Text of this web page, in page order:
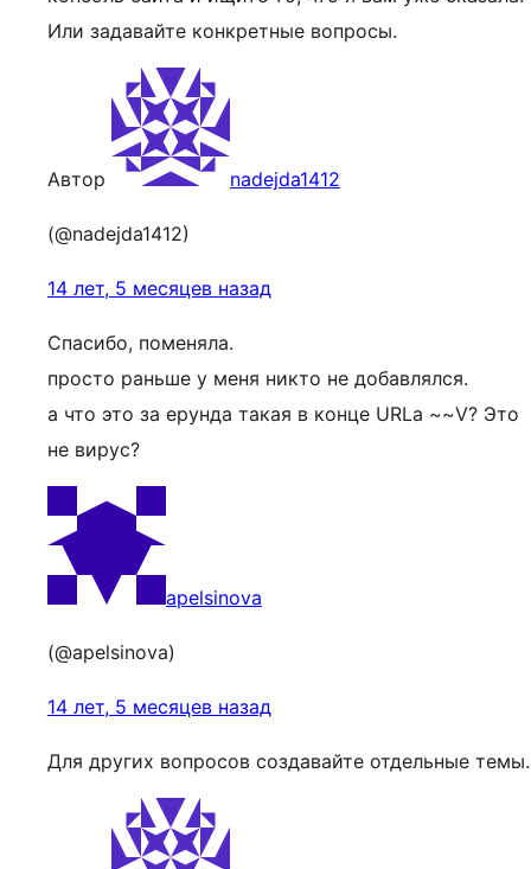
Или задавайте конкретные вопросы.
Автор nadejda1412
(@nadejda1412)
14 лет, 5 месяцев назад
Спасибо, поменяла.
просто раньше у меня никто не добавлялся.
а что это за ерунда такая в конце URLа ~~V? Это
не вирус?
apelsinova
(@apelsinova)
14 лет, 5 месяцев назад
Для других вопросов создавайте отдельные темы.